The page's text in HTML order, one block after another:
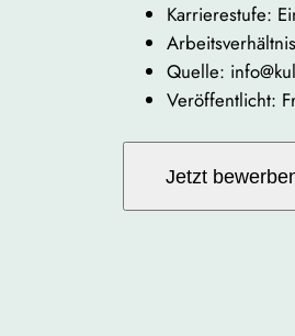
Karrierestufe:
Quelle:
Veröffentlicht: